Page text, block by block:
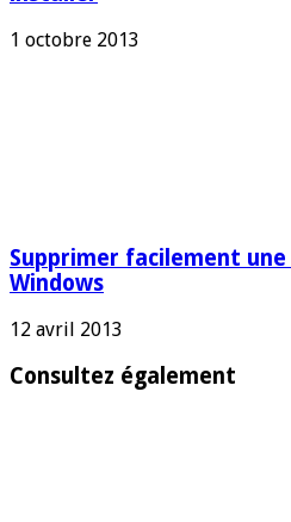
1 octobre 2013
Supprimer facilement
Windows
12 avril 2013
Consultez également